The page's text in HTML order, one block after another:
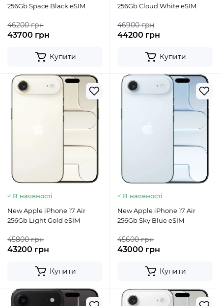
256Gb Space Black eSIM
46200 грн
43700 грн
Купити
256Gb Cloud White eSIM
46900 грн
44200 грн
Купити
В наявності
New Apple iPhone 17 Air
256Gb Light Gold eSIM
45800 грн
43200 грн
Купити
В наявності
New Apple iPhone 17 Air
256Gb Sky Blue eSIM
45600 грн
43000 грн
Купити